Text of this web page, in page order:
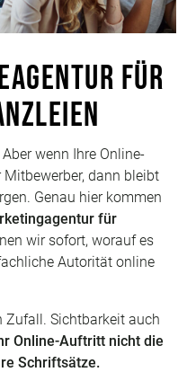
für
wenn Ihre Online-
dann bleibt
Genau hier kommen
für
wir sofort, worauf es
Autorität online
Zufall. Sichtbarkeit auch
Online-Auftritt nicht die
Schriftsätze.